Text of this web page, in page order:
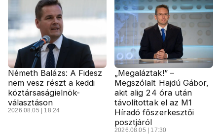
Németh Balázs: A Fidesz
nem vesz részt a keddi
köztársaságielnök-
választáson
2026.08.05 | 18:24
„Megaláztak!” –
Megszólalt Hajdú Gábor,
akit alig 24 óra után
távolítottak el az M1
Híradó főszerkesztői
posztjáról
2026.08.05 | 17:30